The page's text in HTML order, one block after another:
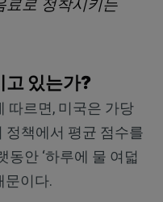
고 있는가?
따르면, 미국은 가당
정책에서 평균 점수를
동안 ‘하루에 물 여덟
문이다.